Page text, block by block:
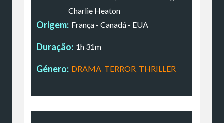
Charlie Heaton
Origem: França - Canadá - EUA
Duração: 1h 31m
Género: DRAMA TERROR THRILLER